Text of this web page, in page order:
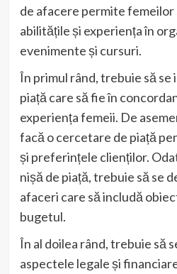
de afacere permite femeilor
abilitățile și experiența în
evenimente și cursuri.
În primul rând, trebuie să se
piață care să fie în
experiența femeii. De
facă o cercetare de piață
și preferințele clienților.
nișă de piață, trebuie să se
afaceri care să includă
bugetul.
În al doilea rând, trebuie să
aspectele legale și